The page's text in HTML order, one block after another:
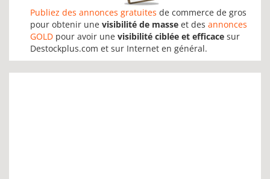
Publiez des annonces gratuites de commerce de gros
pour obtenir une visibilité de masse et des annonces
GOLD pour avoir une visibilité ciblée et efficace sur
Destockplus.com et sur Internet en général.